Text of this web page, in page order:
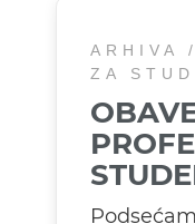
ARHIVA
ZA